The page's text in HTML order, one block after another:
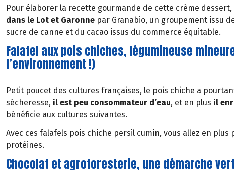
Pour élaborer la recette gourmande de cette crème dessert,
dans le Lot et Garonne par Granabio, un groupement issu
sucre de canne et du cacao issus du commerce équitable.
Falafel aux pois chiches, légumineuse
l’environnement !)
Petit poucet des cultures françaises, le pois chiche a
sécheresse, il est peu consommateur d’eau, et en plus il
bénéficie aux cultures suivantes.
Avec ces falafels pois chiche persil cumin, vous allez en
protéines.
Chocolat et agroforesterie, une démarche